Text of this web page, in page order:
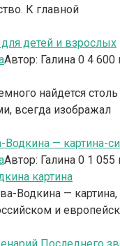
К главной
детей и взрослых
Автор: Галина 0 4 600
найдется
всегда
Водкина — картина-
Автор: Галина 0 1 055
Водкина —
и